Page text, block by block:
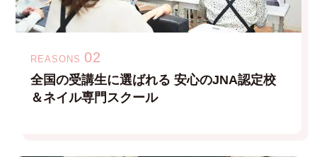
REASONS 02
全国の受講生に選ばれる 安心のJNA認定校
＆ネイル専門スクール